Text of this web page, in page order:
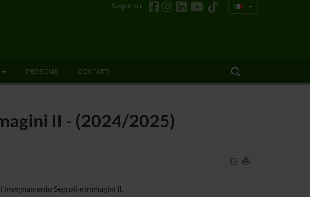
Segui su
PERSONE CONTATTI
II - (2024/2025)
Segnali e immagini II.